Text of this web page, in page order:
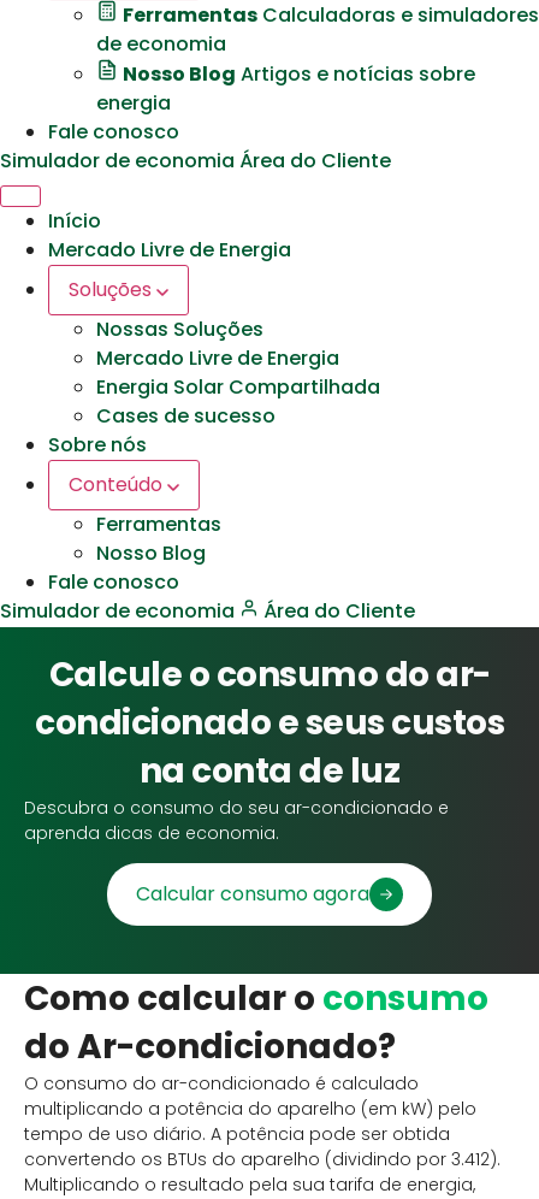
Ferramentas Calculadoras e simuladores
de economia
Nosso Blog Artigos e notícias sobre
energia
Fale conosco
Simulador de economia Área do Cliente
Início
Mercado Livre de Energia
Soluções
Nossas Soluções
Mercado Livre de Energia
Energia Solar Compartilhada
Cases de sucesso
Sobre nós
Conteúdo
Ferramentas
Nosso Blog
Fale conosco
Simulador de economia
Área do Cliente
Calcule o consumo do ar-
condicionado e seus custos
na conta de luz
Descubra o consumo do seu ar-condicionado e
aprenda dicas de economia.
Calcular consumo agora
Como calcular o consumo
do Ar-condicionado?
O consumo do ar-condicionado é calculado
multiplicando a potência do aparelho (em kW) pelo
tempo de uso diário. A potência pode ser obtida
convertendo os BTUs do aparelho (dividindo por 3.412).
Multiplicando o resultado pela sua tarifa de energia,